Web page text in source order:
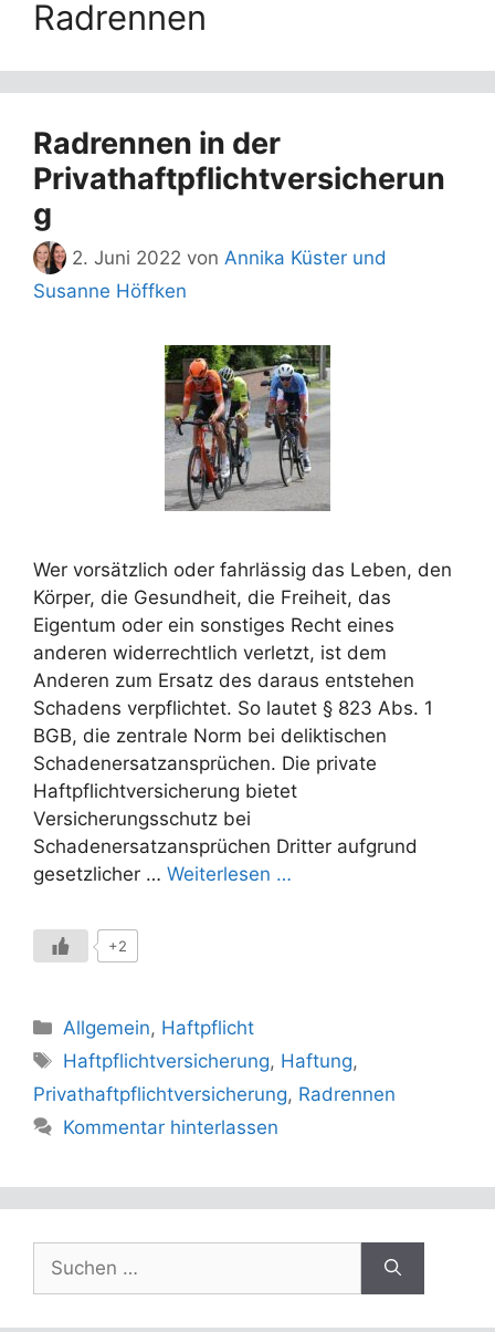
Radrennen
Radrennen in der
Privathaftpflichtversicherun
g
2. Juni 2022 von Annika Küster und
Susanne Höffken
Wer vorsätzlich oder fahrlässig das Leben, den
Körper, die Gesundheit, die Freiheit, das
Eigentum oder ein sonstiges Recht eines
anderen widerrechtlich verletzt, ist dem
Anderen zum Ersatz des daraus entstehen
Schadens verpflichtet. So lautet § 823 Abs. 1
BGB, die zentrale Norm bei deliktischen
Schadenersatzansprüchen. Die private
Haftpflichtversicherung bietet
Versicherungsschutz bei
Schadenersatzansprüchen Dritter aufgrund
gesetzlicher … Weiterlesen …
+2
Kategorien
Allgemein, Haftpflicht
Schlagwörter
Haftpflichtversicherung, Haftung,
Privathaftpflichtversicherung, Radrennen
Kommentar hinterlassen
nach: